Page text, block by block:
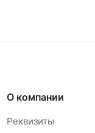
О компании
Реквизиты